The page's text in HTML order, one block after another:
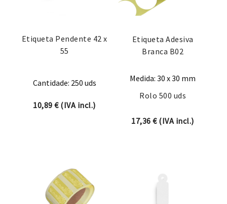
Etiqueta Pendente 42 x
55
Cantidade: 250 uds
10,89€(IVA incl.)
Etiqueta Adesiva
Branca B02
Medida: 30 x 30 mm
Rolo 500 uds
17,36€(IVA incl.)